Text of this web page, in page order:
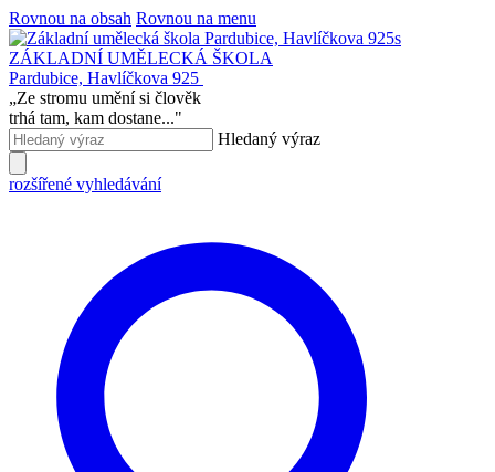
Rovnou na obsah Rovnou na menu
ZÁKLADNÍ UMĚLECKÁ ŠKOLA
Pardubice, Havlíčkova 925
„Ze stromu umění si člověk
trhá tam, kam dostane..."
Hledaný výraz
rozšířené vyhledávání